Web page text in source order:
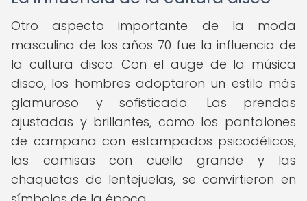
Otro aspecto importante de la moda
masculina de los años 70 fue la influencia de
la cultura disco. Con el auge de la música
disco, los hombres adoptaron un estilo más
glamuroso y sofisticado. Las prendas
ajustadas y brillantes, como los pantalones
de campana con estampados psicodélicos,
las camisas con cuello grande y las
chaquetas de lentejuelas, se convirtieron en